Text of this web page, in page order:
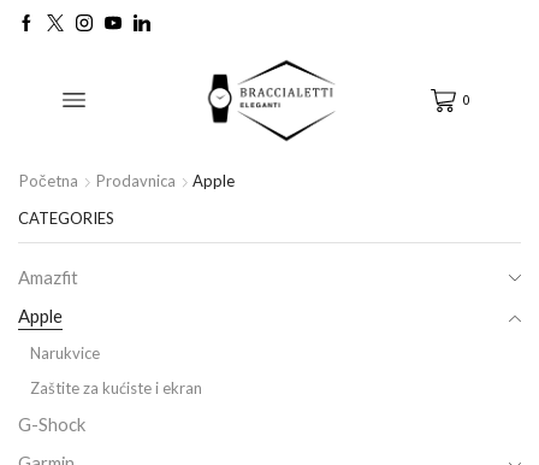
0
Početna Prodavnica Apple
CATEGORIES
Amazfit
Apple
Narukvice
Zaštite za kućiste i ekran
G-Shock